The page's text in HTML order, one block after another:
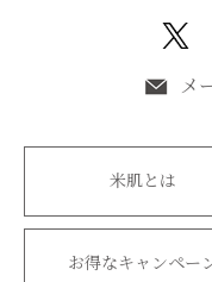
メ
米肌とは
お得なキャンペー